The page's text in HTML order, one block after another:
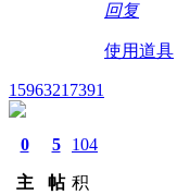
回复
使用道具
15963217391
0
主
5
帖
104
积